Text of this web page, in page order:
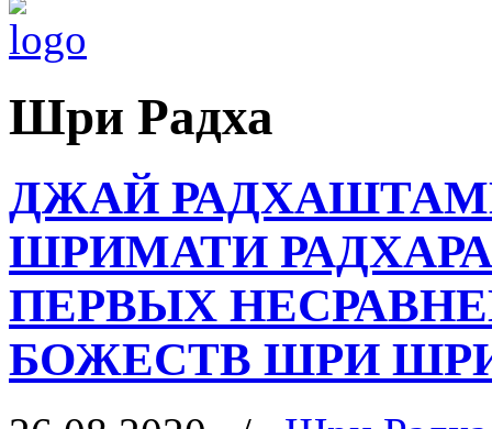
Шри Радха
ДЖАЙ
ШРИМАТИ
ПЕРВЫХ
БОЖЕСТВ ШРИ